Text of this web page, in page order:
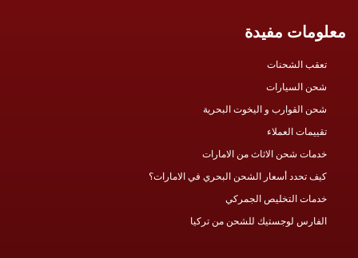
معلومات مفيدة
تعقب الشحنات
شحن السيارات
شحن القوارب و اليخوت البحرية
تقييمات العملاء
خدمات شحن الاثاث من الامارات
كيف تحدد أسعار الشحن البحري في الامارات؟
خدمات التخليص الجمركي
الفارس لوجستيك للشحن من تركيا